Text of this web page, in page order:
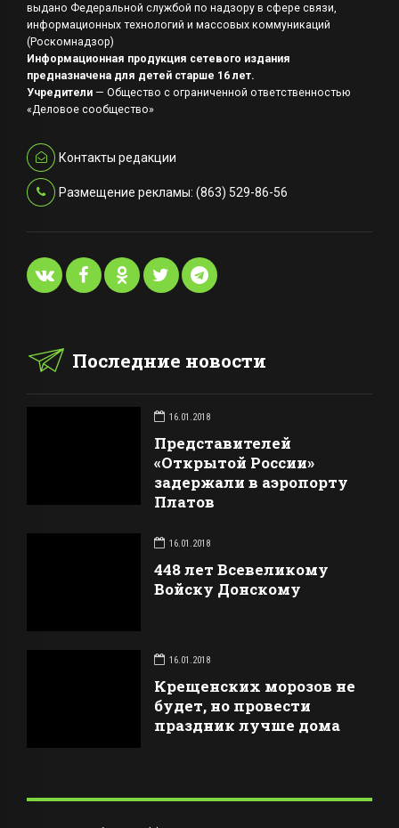
выдано Федеральной службой по надзору в сфере связи,
информационных технологий и массовых коммуникаций
(Роскомнадзор)
Информационная продукция сетевого издания
предназначена для детей старше 16 лет.
Учредители — Общество с ограниченной ответственностью
«Деловое сообщество»
Контакты редакции
Размещение рекламы: (863) 529-86-56
Последние новости
16.01.2018
Представителей
«Открытой России»
задержали в аэропорту
Платов
16.01.2018
448 лет Всевеликому
Войску Донскому
16.01.2018
Крещенских морозов не
будет, но провести
праздник лучше дома